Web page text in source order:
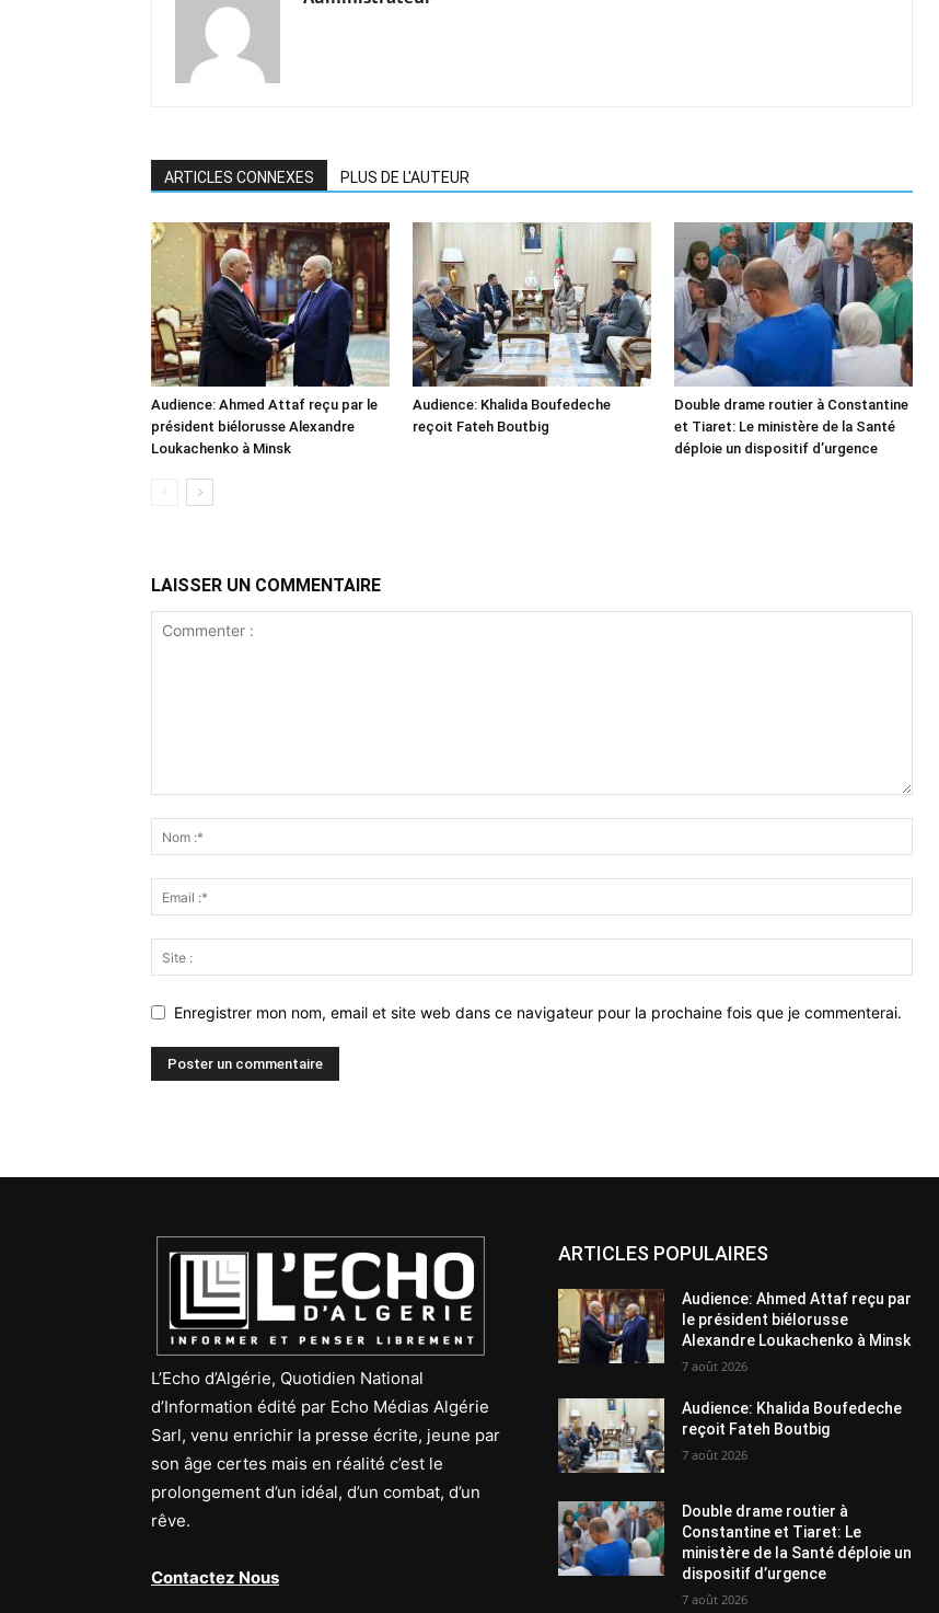
ARTICLES CONNEXES PLUS DE L'AUTEUR
Audience: Ahmed Attaf reçu par le
président biélorusse Alexandre
Loukachenko à Minsk
Audience: Khalida Boufedeche
reçoit Fateh Boutbig
Double drame routier à Constantine
et Tiaret: Le ministère de la Santé
déploie un dispositif d’urgence
LAISSER UN COMMENTAIRE
Enregistrer mon nom, email et site web dans ce navigateur pour la prochaine fois que je commenterai.
L’Echo d’Algérie, Quotidien National
d’Information édité par Echo Médias Algérie
Sarl, venu enrichir la presse écrite, jeune par
son âge certes mais en réalité c’est le
prolongement d’un idéal, d’un combat, d’un
rêve.
Contactez Nous
ARTICLES POPULAIRES
Audience: Ahmed Attaf reçu par
le président biélorusse
Alexandre Loukachenko à Minsk
7 août 2026
Audience: Khalida Boufedeche
reçoit Fateh Boutbig
7 août 2026
Double drame routier à
Constantine et Tiaret: Le
ministère de la Santé déploie un
dispositif d’urgence
7 août 2026